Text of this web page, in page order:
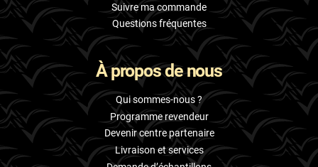
Suivre ma commande
Questions fréquentes
À propos de nous
Qui sommes-nous ?
Programme revendeur
Devenir centre partenaire
Livraison et services